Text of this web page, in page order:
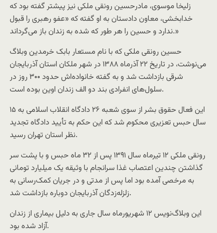
زلیخا موسوی، مادرحسین رونقی ملکی نیز پیشتر گفته بود که
خدابخشی، معاون دادستان به او گفته که «عفو رهبری را قبول
ندارد و حسین را هر طور که شده به زندان باز می‌گرداند.»
حسین رونقی ملکی که با نام مستعار بابک خرمدین وبلاگ
می‌نوشت، در تاریخ ۲۲ آذرماه ۱۳۸۸ در شهر ملکان استان آذربایجان
شرقی بازداشت شد و به گفته خانواده‌اش حدود ۳۰۰ روز در
سلول‌های انفرادی بند دو الف زندان اوین بوده است.
این فعال حقوق بشر از سوی شعبه ۲۶ دادگاه انقلاب اسلامی به ۱۵
سال حبس تعزیری محکوم شد که این حکم به تأیید دادگاه تجدید
نظر استان تهران رسید.
رونقی ملکی ۱۲ تیرماه سال ۱۳۹۱ پس از ٣٢ ماه حبس و با پشت سر
گذاشتن چندین اعتصاب غذا سرانجام با وثیقه یک میلیارد تومانی
به مرخصی آمده بود اما پس از مدتی و در جریان کمک‌رسانی به
زلزله‌زدگان آذربایجان دوباره بازداشت شد.
این وبلاگ‌نویس ۱۲ شهریورماه سال جاری به دلیل بیماری از زندان
آزاد شده بود.